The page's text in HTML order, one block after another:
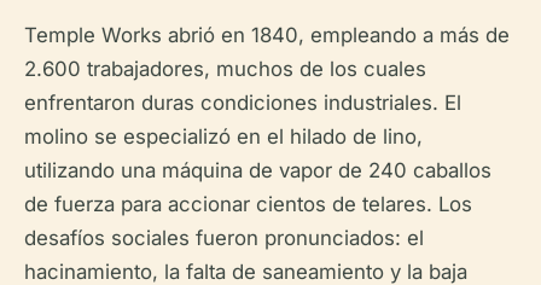
Temple Works abrió en 1840, empleando a más de
2.600 trabajadores, muchos de los cuales
enfrentaron duras condiciones industriales. El
molino se especializó en el hilado de lino,
utilizando una máquina de vapor de 240 caballos
de fuerza para accionar cientos de telares. Los
desafíos sociales fueron pronunciados: el
hacinamiento, la falta de saneamiento y la baja